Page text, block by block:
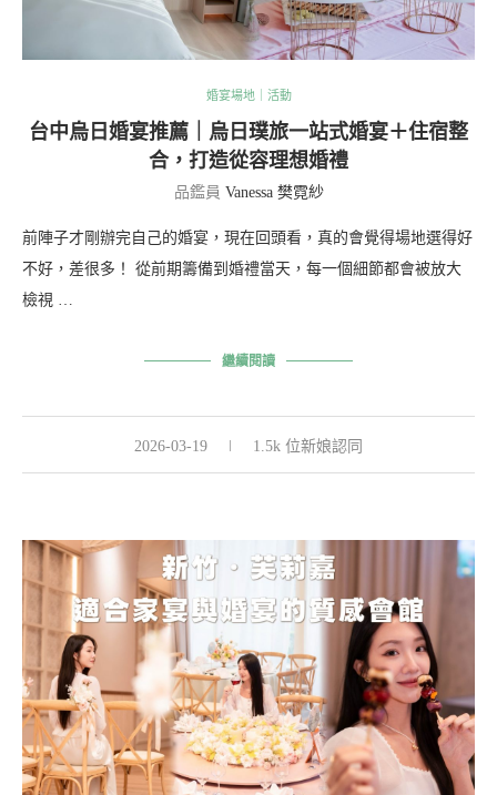
婚宴場地｜活動
台中烏日婚宴推薦｜烏日璞旅一站式婚宴＋住宿整
合，打造從容理想婚禮
品鑑員 Vanessa 樊霓紗
前陣子才剛辦完自己的婚宴，現在回頭看，真的會覺得場地選得好
不好，差很多！ 從前期籌備到婚禮當天，每一個細節都會被放大
檢視 …
繼續閱讀
2026-03-19 1.5k 位新娘認同